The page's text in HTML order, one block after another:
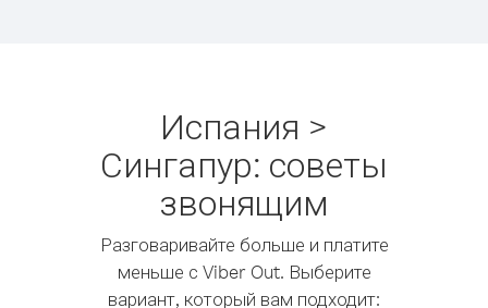
Испания >
Сингапур: советы
звонящим
Разговаривайте больше и платите
меньше с Viber Out. Выберите
вариант, который вам подходит: